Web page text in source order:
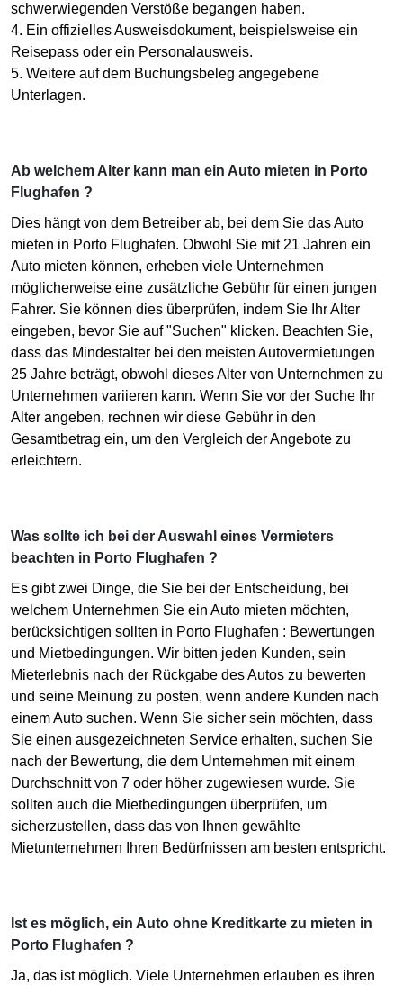
schwerwiegenden Verstöße begangen haben.
4. Ein offizielles Ausweisdokument, beispielsweise ein
Reisepass oder ein Personalausweis.
5. Weitere auf dem Buchungsbeleg angegebene
Unterlagen.
Ab welchem Alter kann man ein Auto mieten in Porto
Flughafen ?
Dies hängt von dem Betreiber ab, bei dem Sie das Auto
mieten in Porto Flughafen. Obwohl Sie mit 21 Jahren ein
Auto mieten können, erheben viele Unternehmen
möglicherweise eine zusätzliche Gebühr für einen jungen
Fahrer. Sie können dies überprüfen, indem Sie Ihr Alter
eingeben, bevor Sie auf "Suchen" klicken. Beachten Sie,
dass das Mindestalter bei den meisten Autovermietungen
25 Jahre beträgt, obwohl dieses Alter von Unternehmen zu
Unternehmen variieren kann. Wenn Sie vor der Suche Ihr
Alter angeben, rechnen wir diese Gebühr in den
Gesamtbetrag ein, um den Vergleich der Angebote zu
erleichtern.
Was sollte ich bei der Auswahl eines Vermieters
beachten in Porto Flughafen ?
Es gibt zwei Dinge, die Sie bei der Entscheidung, bei
welchem Unternehmen Sie ein Auto mieten möchten,
berücksichtigen sollten in Porto Flughafen : Bewertungen
und Mietbedingungen. Wir bitten jeden Kunden, sein
Mieterlebnis nach der Rückgabe des Autos zu bewerten
und seine Meinung zu posten, wenn andere Kunden nach
einem Auto suchen. Wenn Sie sicher sein möchten, dass
Sie einen ausgezeichneten Service erhalten, suchen Sie
nach der Bewertung, die dem Unternehmen mit einem
Durchschnitt von 7 oder höher zugewiesen wurde. Sie
sollten auch die Mietbedingungen überprüfen, um
sicherzustellen, dass das von Ihnen gewählte
Mietunternehmen Ihren Bedürfnissen am besten entspricht.
Ist es möglich, ein Auto ohne Kreditkarte zu mieten in
Porto Flughafen ?
Ja, das ist möglich. Viele Unternehmen erlauben es ihren